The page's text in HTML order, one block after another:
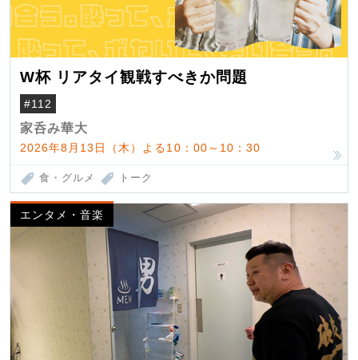
W杯 リアタイ観戦すべきか問題
#112
家呑み華大
2026年8月13日（木）よる10：00～10：30
食・グルメ トーク
エンタメ・音楽